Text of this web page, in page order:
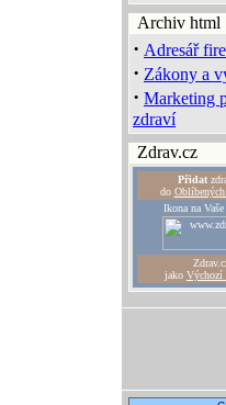
Archiv html
· Adresář
· Zákony a
· Marketing
zdraví
Zdrav.cz
Přidat
do
Ikona na
jako Výchozí